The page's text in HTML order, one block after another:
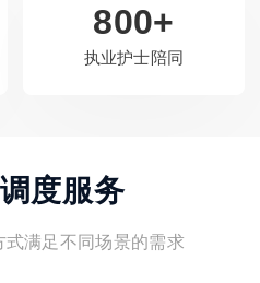
800+
执业护士陪同
调度服务
满足不同场景的需求